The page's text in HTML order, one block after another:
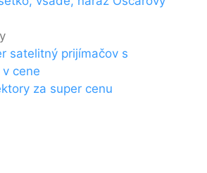
satelitný prijímačov s
cene
za super cenu